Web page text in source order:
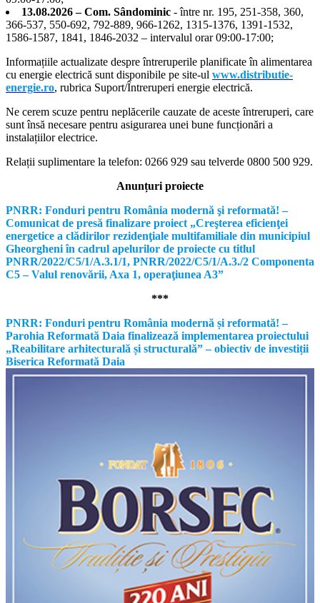
13.08.2026 – Com. Sândominic - între nr. 195, 251-358, 360,
366-537, 550-692, 792-889, 966-1262, 1315-1376, 1391-1532,
1586-1587, 1841, 1846-2032 – intervalul orar 09:00-17:00;
Informațiile actualizate despre întreruperile planificate în alimentarea
cu energie electrică sunt disponibile pe site-ul www.distributie-
energie.ro, rubrica Suport/Întreruperi energie electrică.
Ne cerem scuze pentru neplăcerile cauzate de aceste întreruperi, care
sunt însă necesare pentru asigurarea unei bune funcționări a
instalațiilor electrice.
Relații suplimentare la telefon: 0266 929 sau telverde 0800 500 929.
Anunțuri proiecte
PNRR: Fonduri pentru România modernă şi reformată! –
Comunicat de presă finalizare proiect „Creşterea eficienţei
energetice a clădirilor rezidenţiale multifamiliale din municipiul
Gheorgheni în cadrul apelurilor de proiecte cu titlul
PNRR/2022/C5/1/A.3.1/1, PNRR/2022/C5/1/A.3./2 Componenta
C5 – Valul renovării, Axa 1, operaţiunea A3”
***
PNRR: Fonduri pentru România modernă și reformată! –
Parohia Reformată Daia finalizează implementarea proiectului
„Reabilitare arhitecturală și structurală” – obiectiv de investiții
Biserica Reformată Daia